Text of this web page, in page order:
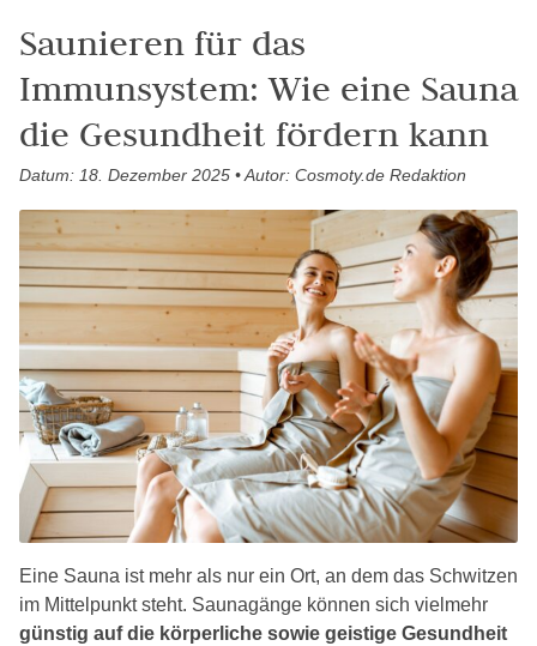
Saunieren für das
Immunsystem: Wie eine Sauna
die Gesundheit fördern kann
Datum: 18. Dezember 2025 • Autor: Cosmoty.de Redaktion
Eine Sauna ist mehr als nur ein Ort, an dem das Schwitzen
im Mittelpunkt steht. Saunagänge können sich vielmehr
günstig auf die körperliche sowie geistige Gesundheit